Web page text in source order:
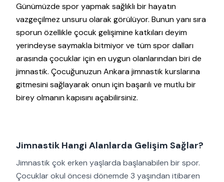
Günümüzde spor yapmak sağlıklı bir hayatın
vazgeçilmez unsuru olarak görülüyor. Bunun yanı sıra
sporun özellikle çocuk gelişimine katkıları deyim
yerindeyse saymakla bitmiyor ve tüm spor dalları
arasında çocuklar için en uygun olanlarından biri de
jimnastik. Çocuğunuzun Ankara jimnastik kurslarına
gitmesini sağlayarak onun için başarılı ve mutlu bir
birey olmanın kapısını açabilirsiniz.
Jimnastik Hangi Alanlarda Gelişim Sağlar?
Jimnastik çok erken yaşlarda başlanabilen bir spor.
Çocuklar okul öncesi dönemde 3 yaşından itibaren